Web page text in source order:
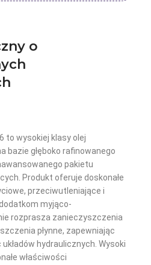
o
to wysokiej klasy olej
bazie głęboko rafinowanego
pakietu
Produkt oferuje doskonałe
przeciwutleniające i
myjąco-
rozprasza zanieczyszczenia
płynne, zapewniając
hydraulicznych. Wysoki
właściwości